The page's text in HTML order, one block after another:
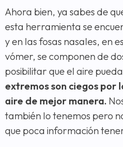
Ahora bien, ya sabes de
esta herramienta se
y en las fosas nasales, en
vómer, se componen de
posibilitar que el aire
extremos son ciegos por
aire de mejor manera.
también lo tenemos pero
que poca información